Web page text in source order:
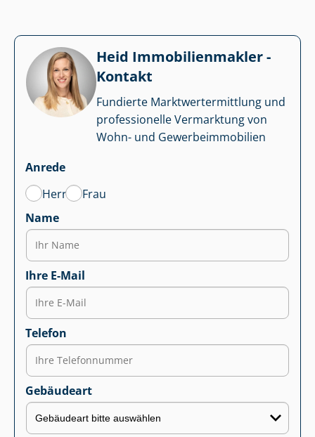
Heid Im­mo­bi­li­en­mak­ler -
Kontakt
Fundierte Markt­wert­ermitt­lung und
professionelle Vermarktung von
Wohn- und Ge­wer­be­im­mo­bi­li­en
Anrede
Herr
Frau
Name
Ihre E-Mail
Telefon
Gebäudeart